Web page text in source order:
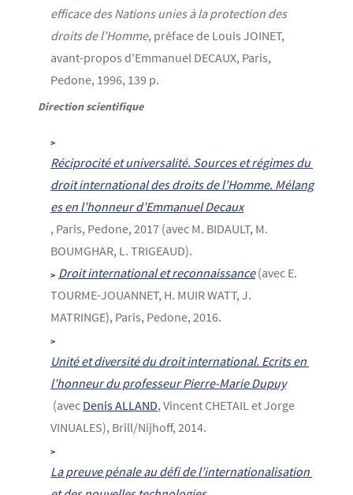
efficace des Nations unies à la protection des
droits de l’Homme, préface de Louis JOINET,
avant-propos d'Emmanuel DECAUX, Paris,
Pedone, 1996, 139 p.
Direction scientifique
Réciprocité et universalité. Sources et régimes du
droit international des droits de l’Homme. Mélang
es en l’honneur d’Emmanuel Decaux
, Paris, Pedone, 2017 (avec M. BIDAULT, M.
BOUMGHAR, L. TRIGEAUD).
Droit international et reconnaissance(avec E.
TOURME-JOUANNET, H. MUIR WATT, J.
MATRINGE), Paris, Pedone, 2016.
Unité et diversité du droit international. Ecrits en
l’honneur du professeur Pierre-Marie Dupuy
(avec Denis ALLAND, Vincent CHETAIL et Jorge
VINUALES), Brill/Nijhoff, 2014.
La preuve pénale au défi de l’internationalisation